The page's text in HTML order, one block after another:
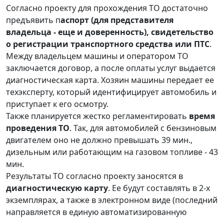
Согласно проекту для прохождения ТО достаточно
предъявить паспорт (для представителя
владельца - еще и доверенность), свидетельство
о регистрации транспортного средства или ПТС.
Между владельцем машины и оператором ТО
заключается договор, а после оплаты услуг выдается
диагностическая карта. Хозяин машины передает ее
техэксперту, который идентифицирует автомобиль и
приступает к его осмотру.
Также планируется жестко регламентировать время
проведения ТО. Так, для автомобилей с бензиновым
двигателем оно не должно превышать 39 мин.,
дизельным или работающим на газовом топливе - 43
мин.
Результаты ТО согласно проекту заносятся в
диагностическую карту. Ее будут составлять в 2-х
экземплярах, а также в электронном виде (последний
направляется в единую автоматизированную